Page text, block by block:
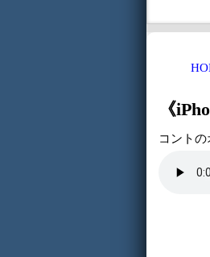
《
コントの